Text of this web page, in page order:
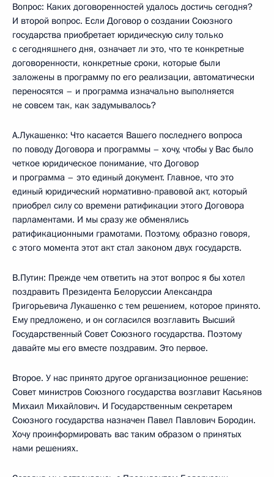
Вопрос: Каких договоренностей удалось достичь сегодня?
И второй вопрос. Если Договор о создании Союзного
государства приобретает юридическую силу только
с сегодняшнего дня, означает ли это, что те конкретные
договоренности, конкретные сроки, которые были
заложены в программу по его реализации, автоматически
переносятся – и программа изначально выполняется
не совсем так, как задумывалось?
А.Лукашенко: Что касается Вашего последнего вопроса
по поводу Договора и программы – хочу, чтобы у Вас было
четкое юридическое понимание, что Договор
и программа – это единый документ. Главное, что это
единый юридический нормативно-правовой акт, который
приобрел силу со времени ратификации этого Договора
парламентами. И мы сразу же обменялись
ратификационными грамотами. Поэтому, образно говоря,
с этого момента этот акт стал законом двух государств.
В.Путин: Прежде чем ответить на этот вопрос я бы хотел
поздравить Президента Белоруссии Александра
Григорьевича Лукашенко с тем решением, которое принято.
Ему предложено, и он согласился возглавить Высший
Государственный Совет Союзного государства. Поэтому
давайте мы его вместе поздравим. Это первое.
Второе. У нас принято другое организационное решение:
Совет министров Союзного государства возглавит Касьянов
Михаил Михайлович. И Государственным секретарем
Союзного государства назначен Павел Павлович Бородин.
Хочу проинформировать вас таким образом о принятых
нами решениях.